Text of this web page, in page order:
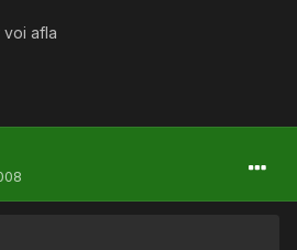
voi afla